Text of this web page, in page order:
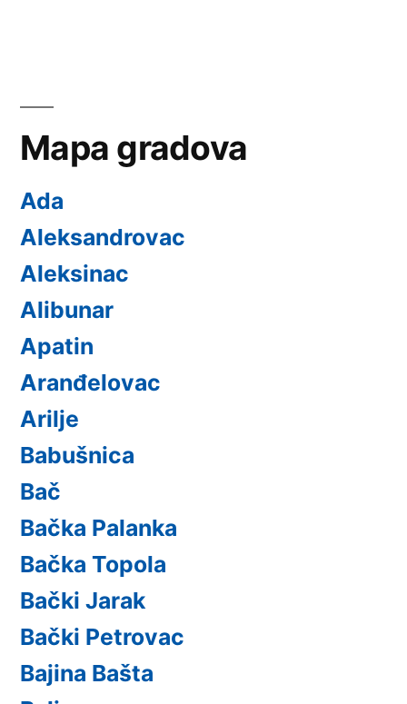
Mapa gradova
Ada
Aleksandrovac
Aleksinac
Alibunar
Apatin
Aranđelovac
Arilje
Babušnica
Bač
Bačka Palanka
Bačka Topola
Bački Jarak
Bački Petrovac
Bajina Bašta